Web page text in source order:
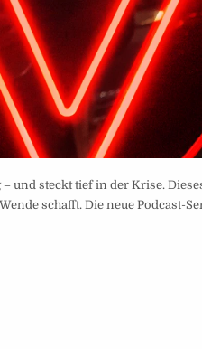
und steckt tief in der Krise.
schafft. Die neue Podcast-